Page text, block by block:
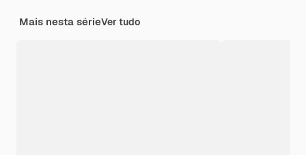
Mais nesta sérieVer tudo